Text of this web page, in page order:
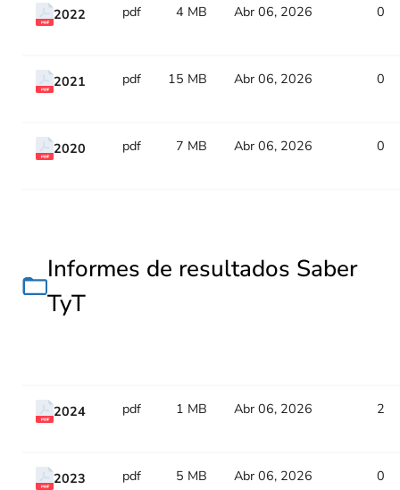
2022 pdf 4 MB Abr 06, 2026 0
2021 pdf 15 MB Abr 06, 2026 0
2020 pdf 7 MB Abr 06, 2026 0
Informes de resultados Saber
TyT
2024 pdf 1 MB Abr 06, 2026 2
2023 pdf 5 MB Abr 06, 2026 0